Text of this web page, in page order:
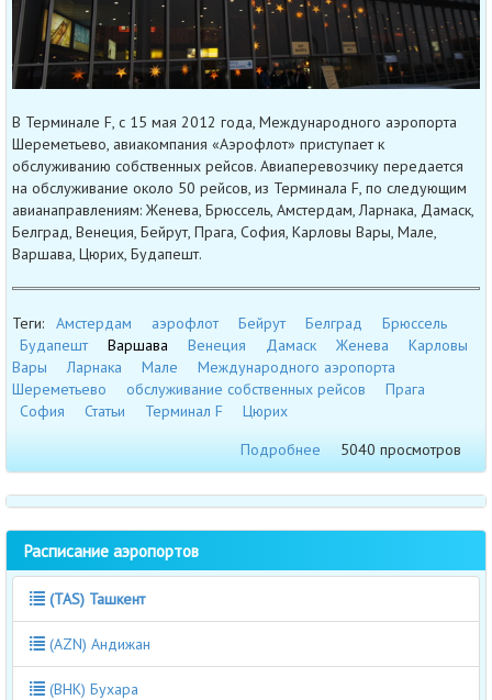
В Терминале F, с 15 мая 2012 года, Международного аэропорта
Шереметьево, авиакомпания «Аэрофлот» приступает к
обслуживанию собственных рейсов. Авиаперевозчику передается
на обслуживание около 50 рейсов, из Терминала F, по следующим
авианаправлениям: Женева, Брюссель, Амстердам, Ларнака, Дамаск,
Белград, Венеция, Бейрут, Прага, София, Карловы Вары, Мале,
Варшава, Цюрих, Будапешт.
Теги: Амстердам аэрофлот Бейрут Белград
Брюссель
Будапешт
Варшава Венеция Дамаск Женева
Карловы
Вары
Ларнака Мале
Международного аэропорта
Шереметьево
обслуживание собственных рейсов
Прага
София
Статьи Терминал F
Цюрих
Подробнее
5040 просмотров
Расписание аэропортов
(TAS) Ташкент
(AZN) Андижан
(BHK) Бухара